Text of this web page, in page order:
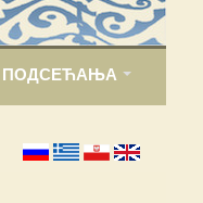
ПОДСЕЋАЊА